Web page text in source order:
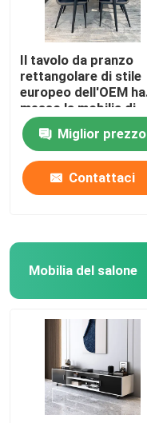
Il tavolo da pranzo
rettangolare di stile
europeo dell'OEM ha
messo la mobilia di
marmo della sala da
pranzoMiglior prezzo
Contattaci
Mobilia del salone